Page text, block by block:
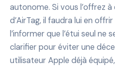
autonome. Si vous l’offrez à
d’AirTag, il faudra lui en
l’informer que l’étui seul ne
clarifier pour éviter une
utilisateur Apple déjà